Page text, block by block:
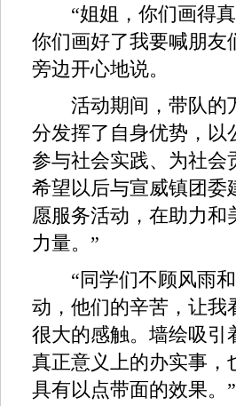
“姐姐，你们画得真
你们画好了我要喊朋友
旁边开心地说。
活动期间，带队的
分发挥了自身优势，以
参与社会实践、为社会
希望以后与宣威镇团委
愿服务活动，在助力和
力量。”
“同学们不顾风雨和
动，他们的辛苦，让我
很大的感触。墙绘吸引
真正意义上的办实事，
具有以点带面的效果。